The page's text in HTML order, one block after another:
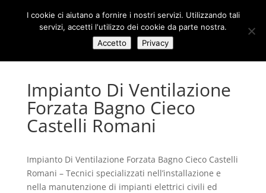
Impianto Di Ventilazione
Forzata Bagno Cieco
Castelli Romani
Impianto Di Ventilazione Forzata Bagno Cieco Castelli
Romani – Tecnici specializzati nell’installazione e
nella manutenzione di impianti elettrici civili ed
I cookie ci aiutano a fornire i nostri servizi. Utilizzando tali
servizi, accetti l'utilizzo dei cookie da parte nostra.
Accetto
Privacy